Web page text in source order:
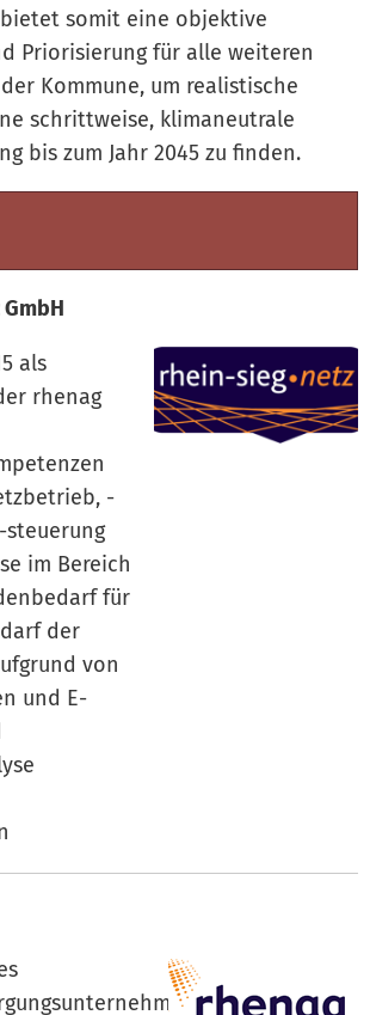
somit eine objektive
Priorisierung für alle weiteren
Kommune, um realistische
schrittweise, klimaneutrale
bis zum Jahr 2045 zu finden.
als
rhenag
-
im Bereich
für
der
von
und E-